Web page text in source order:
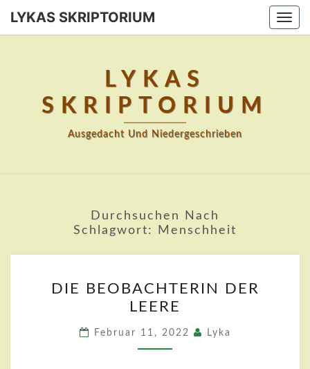
Skip
LYKAS SKRIPTORIUM
LYKAS
SKRIPTORIUM
Ausgedacht Und Niedergeschrieben
Durchsuchen Nach
Schlagwort:
Menschheit
BEOBACHTERIN
DER
LEERE
DIE BEOBACHTERIN DER
LEERE
Februar 11, 2022 Lyka